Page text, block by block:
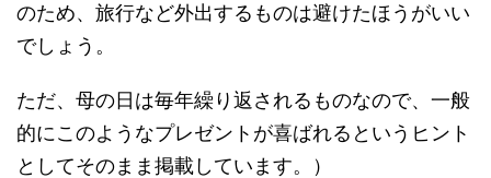
のため、旅行など外出するものは避けたほうがいい
でしょう。
ただ、母の日は毎年繰り返されるものなので、一般
的にこのようなプレゼントが喜ばれるというヒント
としてそのまま掲載しています。）